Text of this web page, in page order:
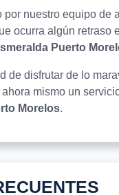
por nuestro equipo de
ocurra algún retraso
Puerto
de disfrutar de lo
mismo un
Morelos.